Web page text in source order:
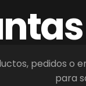
pedidos o
para